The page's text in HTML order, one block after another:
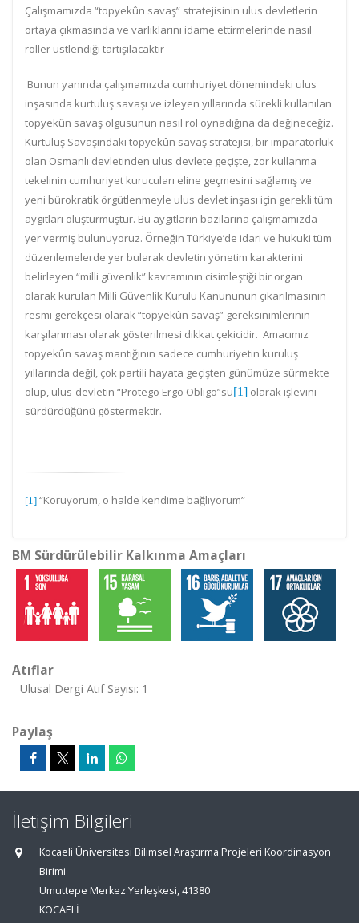
Çalışmamızda “topyekûn savaş” stratejisinin ulus devletlerin
ortaya çıkmasında ve varlıklarını idame ettirmelerinde nasıl
roller üstlendiği tartışılacaktır
Bunun yanında çalışmamızda cumhuriyet dönemindeki ulus
inşasında kurtuluş savaşı ve izleyen yıllarında sürekli kullanılan
topyekûn savaş olgusunun nasıl rol oynadığına da değineceğiz.
Kurtuluş Savaşındaki topyekûn savaş stratejisi, bir imparatorluk
olan Osmanlı devletinden ulus devlete geçişte, zor kullanma
tekelinin cumhuriyet kurucuları eline geçmesini sağlamışve
yeni bürokratik örgütlenmeyle ulus devlet inşası için gerekli tüm
aygıtları oluşturmuştur. Bu aygıtların bazılarına çalışmamızda
yer vermiş bulunuyoruz. Örneğin Türkiye’de idari ve hukuki tüm
düzenlemelerde yer bularak devletin yönetim karakterini
belirleyen “milli güvenlik” kavramının cisimleştiği bir organ
olarak kurulan Milli Güvenlik Kurulu Kanununun çıkarılmasının
resmi gerekçesi olarak “topyekûn savaş” gereksinimlerinin
karşılanması olarak gösterilmesi dikkat çekicidir. Amacımız
topyekûn savaş mantığının sadece cumhuriyetin kuruluş
yıllarında değil, çok partili hayata geçişten günümüze sürmekte
olup, ulus-devletin “Protego Ergo Obligo”su[1] olarak işlevini
sürdürdüğünü göstermektir.
[1] “Koruyorum, o halde kendime bağlıyorum”
BM Sürdürülebilir Kalkınma Amaçları
Atıflar
Ulusal Dergi Atıf Sayısı: 1
Paylaş
İletişim Bilgileri
Kocaeli Üniversitesi Bilimsel Araştırma Projeleri Koordinasyon
Birimi
Umuttepe Merkez Yerleşkesi, 41380
KOCAELİ